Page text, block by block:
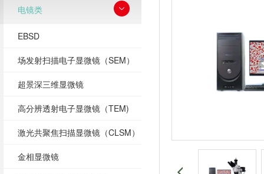
电镜类
EBSD
场发射扫描电子显微镜（SEM）
超景深三维显微镜
高分辨透射电子显微镜（TEM)
激光共聚焦扫描显微镜（CLSM）
金相显微镜